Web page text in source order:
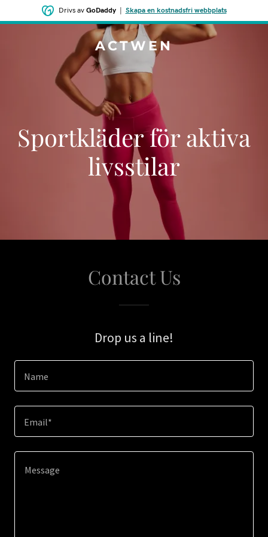
Drivs av GoDaddy| Skapa en kostnadsfri webbplats
ACTWEN
Sportkläder för aktiva
livsstilar
Contact Us
Drop us a line!
Name
Email*